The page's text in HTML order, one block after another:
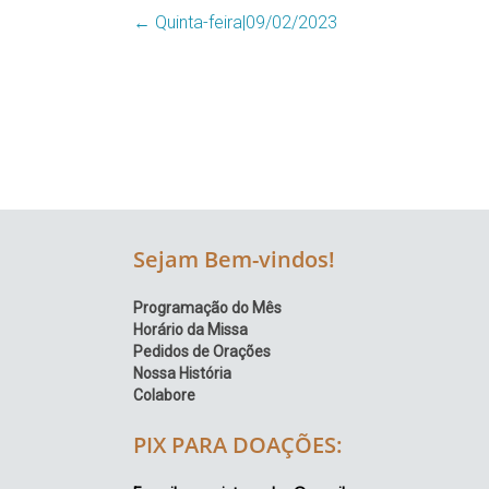
Região
← Quinta-feira|09/02/2023
Sejam Bem-vindos!
Programação do Mês
Horário da Missa
Pedidos de Orações
Nossa História
Colabore
PIX PARA DOAÇÕES: